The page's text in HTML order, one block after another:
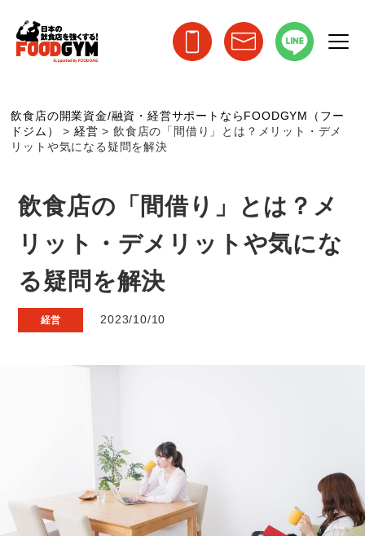
飲食店の開業資金/融資・経営サポートならFOODGYM（フー
ドジム）
>経営 >飲食店の「間借り」とは？メリット・デメ
リットや気になる疑問を解決
飲食店の「間借り」とは？メ
リット・デメリットや気にな
る疑問を解決
経営 2023/10/10